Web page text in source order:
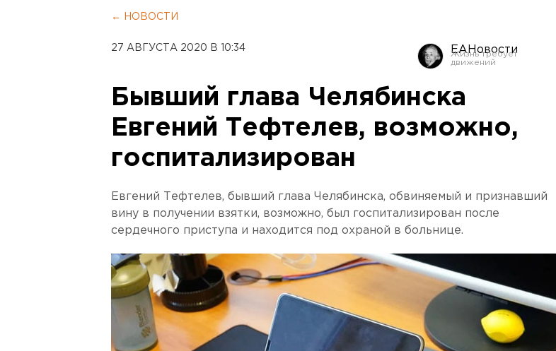
← НОВОСТИ
27 АВГУСТА 2020 В 10:34 ЕАНовости
Бывший глава Челябинска
Евгений Тефтелев, возможно,
госпитализирован
Евгений Тефтелев, бывший глава Челябинска, обвиняемый и признавший
вину в получении взятки, возможно, был госпитализирован после
сердечного приступа и находится под охраной в больнице.